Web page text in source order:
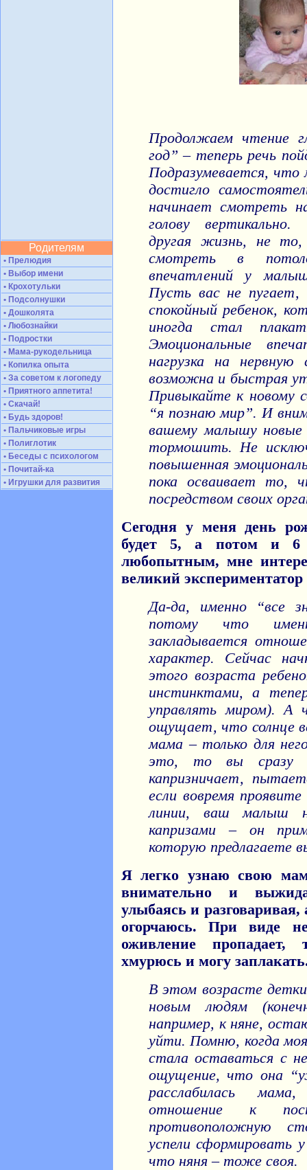
Родителям
• Прелюдия
• Выбор имени
• Крохотульки
• Подсолнушки
• Дошколята
• Любознайки
• Подростки
• Мама-рукодельница
• Копилка опыта
• За советом к логопеду
• Приятного аппетита!
• Скачай!
• Будь здоров!
• Пальчиковые игры
• Полиглотик
• Беседы с психологом
• Почитай-ка
• Игрушки для развития
Продолжаем чтение
год” – теперь речь
Подразумевается,
достигло
начинает смотреть
голову
другая жизнь, не
смотреть в
впечатлений у
Пусть вас не пугает,
спокойный ребенок,
иногда стал
Эмоциональные
нагрузка на
возможна и быстрая
Привыкайте к новому
“я познаю мир”. И
вашему малышу новые
тормошить. Не
повышенная
пока осваивает то,
посредством своих
Сегодня у меня день
будет 5, а потом и 6
любопытным, мне
великий экспериментатор
Да-да, именно “все
потому что
закладывается
характер. Сейчас
этого возраста
инстинктами, а
управлять миром). А
ощущает, что солнце
мама – только для
это, то вы сразу
капризничает,
если вовремя
линии, ваш малыш
капризами – он
которую предлагаете
Я легко узнаю свою
внимательно и
улыбаясь и
огорчаюсь. При виде
оживление пропадает,
хмурюсь и могу
В этом возрасте
новым людям
например, к няне,
уйти. Помню, когда
стала оставаться с
ощущение, что она
расслабилась
отношение к
противоположную
успели сформировать
что няня – тоже своя.